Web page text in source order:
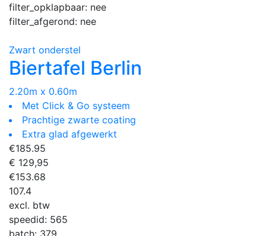
filter_opklapbaar: nee
filter_afgerond: nee
Zwart onderstel
Biertafel Berlin
2.20m x 0.60m
Met Click & Go systeem
Prachtige zwarte coating
Extra glad afgewerkt
€185.95
€ 129,95
€153.68
107.4
excl. btw
speedid: 565
batch: 379